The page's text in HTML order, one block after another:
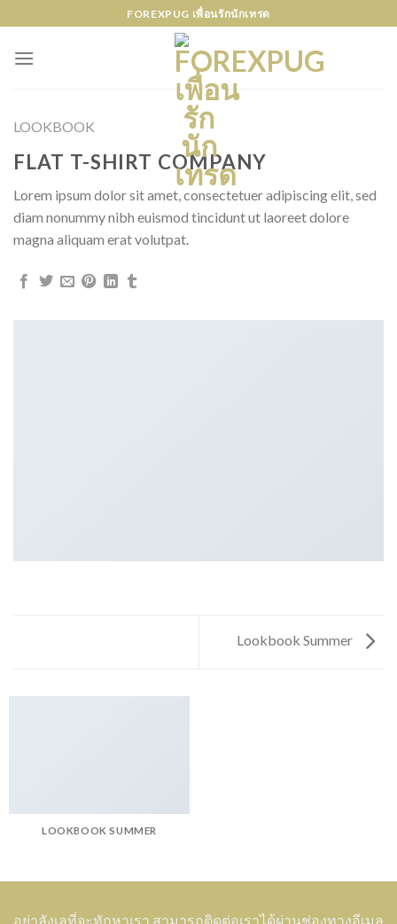
to
content
FOREXPUG เพื่อนรักนักเทรด
LOOKBOOK
FLAT T-SHIRT COMPANY
Lorem ipsum dolor sit amet, consectetuer adipiscing elit, sed
diam nonummy nibh euismod tincidunt ut laoreet dolore
magna aliquam erat volutpat.
Lookbook Summer
LOOKBOOK SUMMER
อย่าลังเลที่จะทักหาเรา สามารถติดต่อเราได้ผ่านช่องทางอีเมล